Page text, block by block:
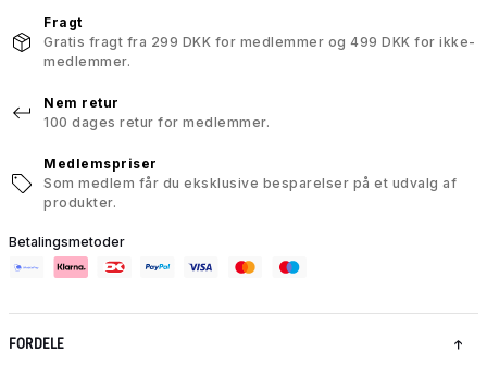
Fragt
Gratis fragt fra 299 DKK for medlemmer og 499 DKK for ikke-
medlemmer.
Nem retur
100 dages retur for medlemmer.
Medlemspriser
Som medlem får du eksklusive besparelser på et udvalg af
produkter.
Betalingsmetoder
FORDELE